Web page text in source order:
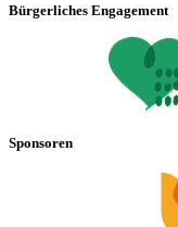
Bürgerliches Engagement
Sponsoren